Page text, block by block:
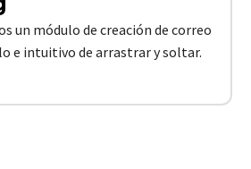
un módulo de creación de correo
e intuitivo de arrastrar y soltar.